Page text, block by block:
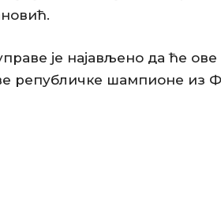
је најављено да ће
републичке шампионе из